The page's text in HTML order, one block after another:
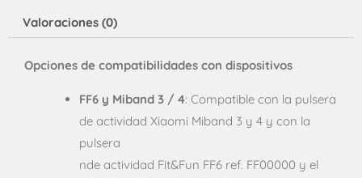
Valoraciones (0)
Opciones de compatibilidades con dispositivos
FF6 y Miband 3 / 4: Compatible con la pulsera
de actividad Xiaomi Miband 3 y 4 y con la
pulsera
nde actividad Fit&Fun FF6 ref. FF00000 y el